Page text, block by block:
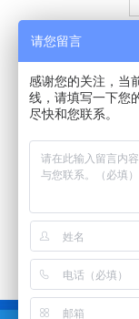
请您留言
感谢您的关注，当
线，请填写一下您
尽快和您联系。